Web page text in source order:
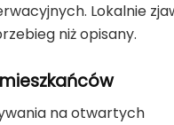
Lokalnie
niż opisany.
na otwartych